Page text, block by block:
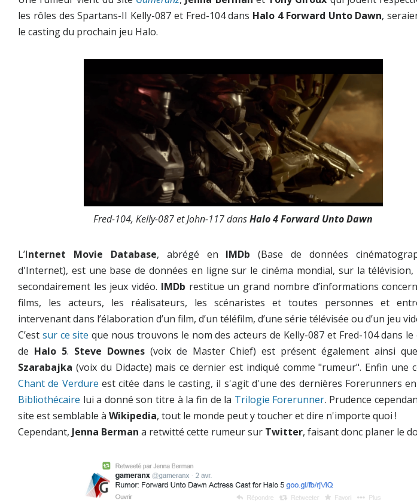
les rôles des Spartans-II Kelly-087 et Fred-104 dans Halo 4 Forward Unto Dawn,
le casting du prochain jeu Halo.
Fred-104, Kelly-087 et John-117 dans Halo 4 Forward Unto Dawn
L’Internet Movie Database, abrégé en IMDb (Base de données
d'Internet), est une base de données en ligne sur le cinéma mondial, sur la
secondairement les jeux vidéo. IMDb restitue un grand nombre d’informations
films, les acteurs, les réalisateurs, les scénaristes et toutes personnes et
intervenant dans l’élaboration d’un film, d’un téléfilm, d’une série télévisée ou d’un jeu
C’est sur ce site que nous trouvons le nom des acteurs de Kelly-087 et Fred-104 dans le
de Halo 5. Steve Downes(voix de Master Chief) est présent également ainsi que
Szarabajka (voix du Didacte) mais ce dernier est indiqué comme "rumeur". Enfin une
Chant de Verdure est citée dans le casting, il s'agit d'une des dernières Forerunners
Bibliothécaire lui a donné son titre à la fin de la Trilogie Forerunner. Prudence
site est semblable à Wikipedia, tout le monde peut y toucher et dire n'importe quoi !
Cependant, Jenna Berman a retwitté cette rumeur sur Twitter, faisant donc planer le